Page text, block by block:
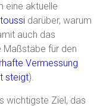
eine aktuelle
darüber, warum
auch das
Maßstäbe für den
Vermessung
steigt).
wichtigste Ziel, das